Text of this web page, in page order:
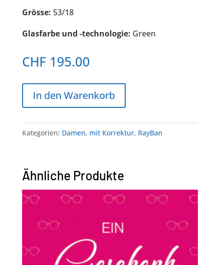
Grösse: 53/18
Glasfarbe und -technologie: Green
CHF 195.00
In den Warenkorb
Kategorien: Damen, mit Korrektur, RayBan
Ähnliche Produkte